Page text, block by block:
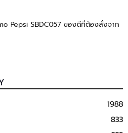
Pepsi SBDC057 ของดีที่ต้องสั่งจาก
1988
833